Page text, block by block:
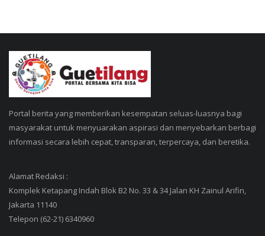
Portal berita yang memberikan kesempatan seluas-luasnya bagi
masyarakat untuk menyuarakan aspirasi dan menyebarkan berbagi
informasi secara lebih cepat, transparan, terpercaya, dan beretika.
Alamat Redaksi :
Komplek Ketapang Indah Blok B2 No. 33 & 34 Jalan KH Zainul Arifin,
Jakarta 11140
Telepon (62-21) 6340960